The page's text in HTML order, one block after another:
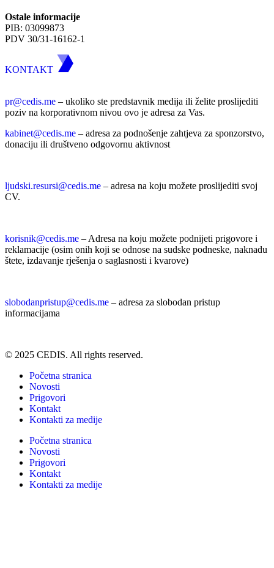
Ostale informacije
PIB: 03099873
PDV 30/31-16162-1
KONTAKT
pr@cedis.me – ukoliko ste predstavnik medija ili želite proslijediti
poziv na korporativnom nivou ovo je adresa za Vas.
kabinet@cedis.me – adresa za podnošenje zahtjeva za sponzorstvo,
donaciju ili društveno odgovornu aktivnost
ljudski.resursi@cedis.me – adresa na koju možete proslijediti svoj
CV.
korisnik@cedis.me – Adresa na koju možete podnijeti prigovore i
reklamacije (osim onih koji se odnose na sudske podneske, naknadu
štete, izdavanje rješenja o saglasnosti i kvarove)
slobodanpristup@cedis.me – adresa za slobodan pristup
informacijama
© 2025 CEDIS. All rights reserved.
Početna stranica
Novosti
Prigovori
Kontakt
Kontakti za medije
Početna stranica
Novosti
Prigovori
Kontakt
Kontakti za medije